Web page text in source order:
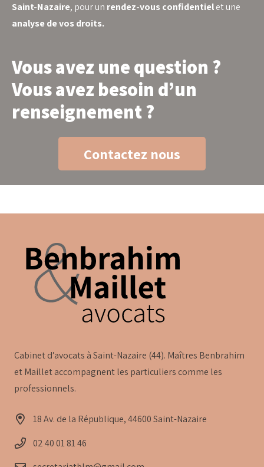
Saint-Nazaire, pour un rendez-vous confidentielet une
analyse de vos droits.
Vous avez une question ?
Vous avez besoin d’un
renseignement ?
Contactez nous
Cabinet d’avocats à Saint-Nazaire (44). Maîtres Benbrahim
et Maillet accompagnent les particuliers comme les
professionnels.
18 Av. de la République, 44600 Saint-Nazaire
02 40 01 81 46